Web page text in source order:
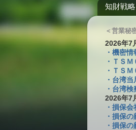
知財戦
＜営業秘
2026年7
・機密
・ＴＳ
・ＴＳ
・台湾
・台湾
2026年7
・損保
・損保
・損保